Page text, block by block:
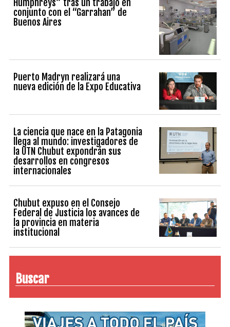
Humphreys” tras un trabajo en
conjunto con el “Garrahan” de
Buenos Aires
Puerto Madryn realizará una
nueva edición de la Expo Educativa
La ciencia que nace en la Patagonia
llega al mundo: investigadores de
la UTN Chubut expondrán sus
desarrollos en congresos
internacionales
Chubut expuso en el Consejo
Federal de Justicia los avances de
la provincia en materia
institucional
Buscar